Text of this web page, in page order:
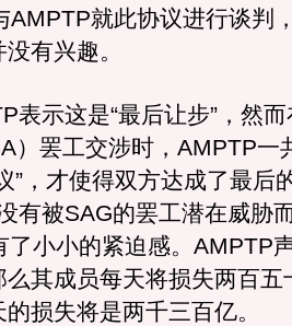
AMPTP就此协议进行谈判
有兴趣。
示这是“最后让步”，然而
）罢工交涉时，AMPTP一
”，才使得双方达成了最后
有被SAG的罢工潜在威胁
了小小的紧迫感。AMPTP
其成员每天将损失两百五
损失将是两千三百亿。